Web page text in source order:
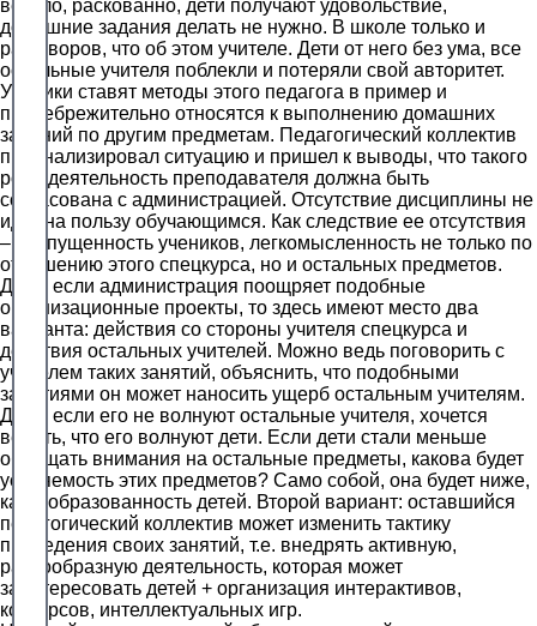
весело, раскованно, дети получают удовольствие,
домашние задания делать не нужно. В школе только и
разговоров, что об этом учителе. Дети от него без ума, все
остальные учителя поблекли и потеряли свой авторитет.
Ученики ставят методы этого педагога в пример и
пренебрежительно относятся к выполнению домашних
заданий по другим предметам. Педагогический коллектив
проанализировал ситуацию и пришел к выводы, что такого
рода деятельность преподавателя должна быть
согласована с администрацией. Отсутствие дисциплины не
идет на пользу обучающимся. Как следствие ее отсутствия
– распущенность учеников, легкомысленность не только по
отношению этого спецкурса, но и остальных предметов.
Даже если администрация поощряет подобные
организационные проекты, то здесь имеют место два
варианта: действия со стороны учителя спецкурса и
действия остальных учителей. Можно ведь поговорить с
учителем таких занятий, объяснить, что подобными
занятиями он может наносить ущерб остальным учителям.
Даже если его не волнуют остальные учителя, хочется
верить, что его волнуют дети. Если дети стали меньше
обращать внимания на остальные предметы, какова будет
усвояемость этих предметов? Само собой, она будет ниже,
как и образованность детей. Второй вариант: оставшийся
педагогический коллектив может изменить тактику
проведения своих занятий, т.е. внедрять активную,
разнообразную деятельность, которая может
заинтересовать детей + организация интерактивов,
конкурсов, интеллектуальных игр.